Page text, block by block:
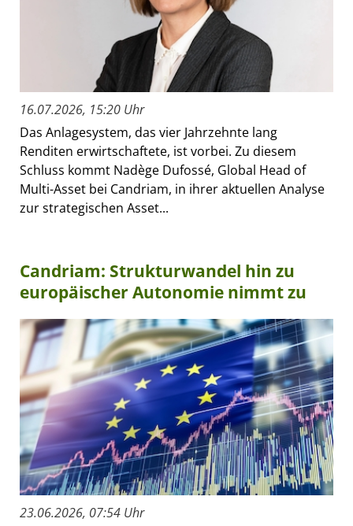
16.07.2026, 15:20 Uhr
Das Anlagesystem, das vier Jahrzehnte lang
Renditen erwirtschaftete, ist vorbei. Zu diesem
Schluss kommt Nadège Dufossé, Global Head of
Multi-Asset bei Candriam, in ihrer aktuellen Analyse
zur strategischen Asset...
Candriam: Strukturwandel hin zu
europäischer Autonomie nimmt zu
23.06.2026, 07:54 Uhr